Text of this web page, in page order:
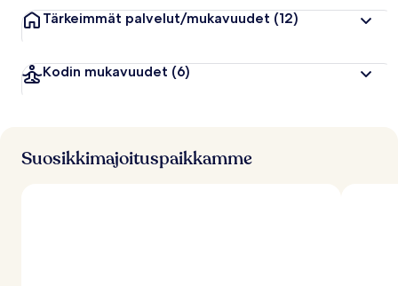
Tärkeimmät palvelut/mukavuudet (12)
Kodin mukavuudet (6)
Suosikkimajoituspaikkamme